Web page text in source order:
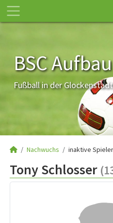
BSC
Fußball in der Glockenstadt
Nachwuchs inaktive Spieler
Tony Schlosser